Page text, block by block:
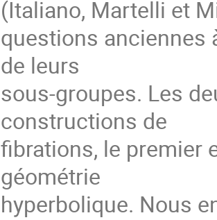
(Italiano, Martelli et
questions anciennes
de leurs
sous-groupes. Les
constructions de
fibrations, le premier
géométrie
hyperbolique. Nous